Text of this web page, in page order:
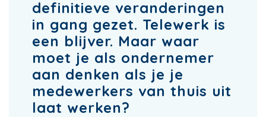
definitieve veranderingen
in gang gezet. Telewerk is
een blijver. Maar waar
moet je als ondernemer
aan denken als je je
medewerkers van thuis uit
laat werken?